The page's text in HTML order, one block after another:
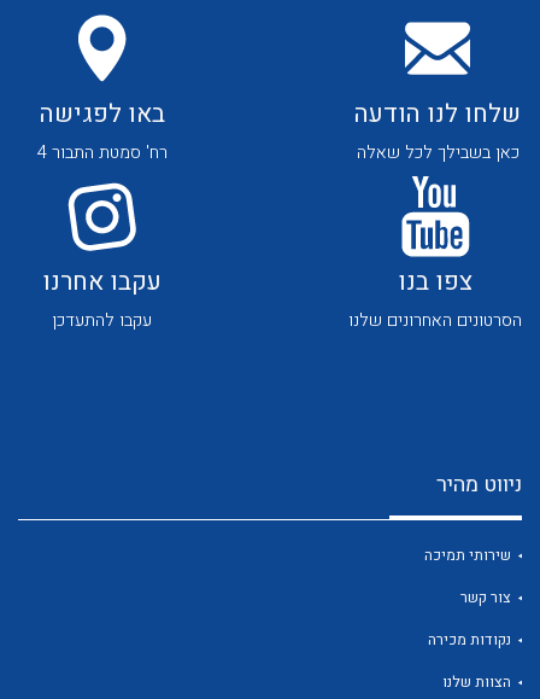
לכל מוצרי היצרן לכל מוצרי היצרן
שלחו לנו הודעה
כאן בשבילך לכל שאלה
באו לפגישה
רח' סמטת התבור 4
צפו בנו
הסרטונים האחרונים שלנו
עקבו אחרנו
עקבו להתעדכן
ניווט מהיר
שירותי תמיכה
צור קשר
נקודות מכירה
הצוות שלנו